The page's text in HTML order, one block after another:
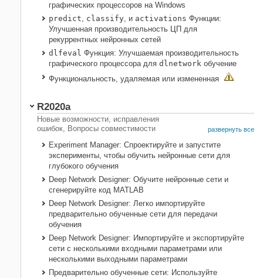
графических процессоров на Windows
predict, classify, и activations Функции:
Улучшенная производительность ЦП для
рекуррентных нейронных сетей
dlfeval Функция: Улучшаемая производительность
графического процессора для dlnetwork обучение
Функциональность, удаляемая или измененная
R2020a
Новые возможности, исправления
ошибок, Вопросы совместимости
развернуть все
Experiment Manager: Спроектируйте и запустите
эксперименты, чтобы обучить нейронные сети для
глубокого обучения
Deep Network Designer: Обучите нейронные сети и
сгенерируйте код MATLAB
Deep Network Designer: Легко импортируйте
предварительно обученные сети для передачи
обучения
Deep Network Designer: Импортируйте и экспортируйте
сети с несколькими входными параметрами или
несколькими выходными параметрами
Предварительно обученные сети: Используйте